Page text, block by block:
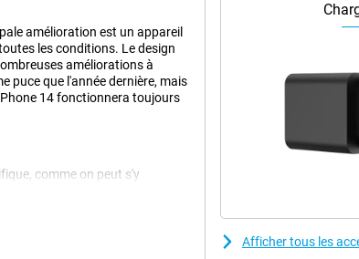
amélioration est un appareil
les conditions. Le design
améliorations à
puce que l'année dernière, mais
14 fonctionnera toujours
comme on peut s'y
Afficher tous les